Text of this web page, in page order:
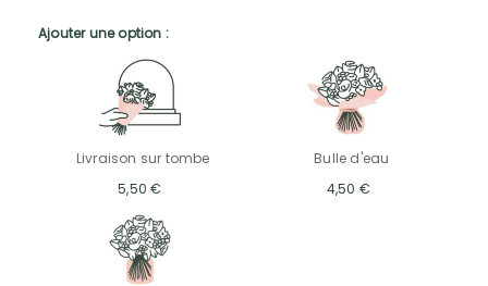
Ajouter une option :
Livraison sur tombe
5,50 €
Bulle d'eau
4,50 €